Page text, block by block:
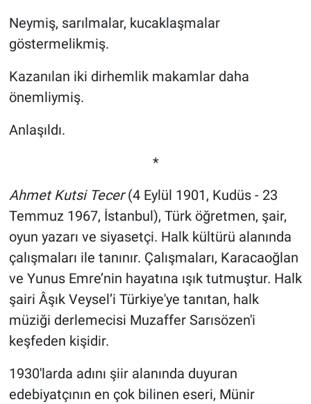
Neymiş, sarılmalar, kucaklaşmalar
göstermelikmiş.
Kazanılan iki dirhemlik makamlar daha
önemliymiş.
Anlaşıldı.
*
Ahmet Kutsi Tecer(4 Eylül 1901, Kudüs - 23
Temmuz 1967, İstanbul), Türk öğretmen, şair,
oyun yazarı ve siyasetçi. Halk kültürü alanında
çalışmaları ile tanınır. Çalışmaları, Karacaoğlan
ve Yunus Emre’nin hayatına ışık tutmuştur. Halk
şairi Âşık Veysel’i Türkiye'ye tanıtan, halk
müziği derlemecisi Muzaffer Sarısözen'i
keşfeden kişidir.
1930'larda adını şiir alanında duyuran
edebiyatçının en çok bilinen eseri, Münir